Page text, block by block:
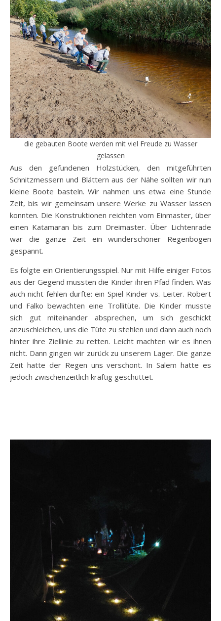
die gebauten Boote werden mit viel Freude zu Wasser
gelassen
Aus den gefundenen Holzstücken, den mitgeführten
Schnitzmessern und Blättern aus der Nähe sollten wir nun
kleine Boote basteln. Wir nahmen uns etwa eine Stunde
Zeit, bis wir gemeinsam unsere Werke zu Wasser lassen
konnten. Die Konstruktionen reichten vom Einmaster, über
einen Katamaran bis zum Dreimaster. Über Lichtenrade
war die ganze Zeit ein wunderschöner Regenbogen
gespannt.
Es folgte ein Orientierungsspiel. Nur mit Hilfe einiger Fotos
aus der Gegend mussten die Kinder ihren Pfad finden. Was
auch nicht fehlen durfte: ein Spiel Kinder vs. Leiter. Robert
und Falko bewachten eine Trollitüte. Die Kinder musste
sich gut miteinander absprechen, um sich geschickt
anzuschleichen, uns die Tüte zu stehlen und dann auch noch
hinter ihre Ziellinie zu retten. Leicht machten wir es ihnen
nicht. Dann gingen wir zurück zu unserem Lager. Die ganze
Zeit hatte der Regen uns verschont. In Salem hatte es
jedoch zwischenzeitlich kräftig geschüttet.